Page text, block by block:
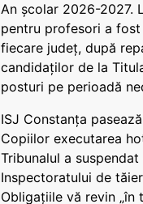
An școlar 2026-2027.
pentru profesori a
fiecare județ, după
candidaților de la
posturi pe perioadă
ISJ Constanța
Copiilor executarea
Tribunalul a
Inspectoratului de
Obligațiile vă revin „în